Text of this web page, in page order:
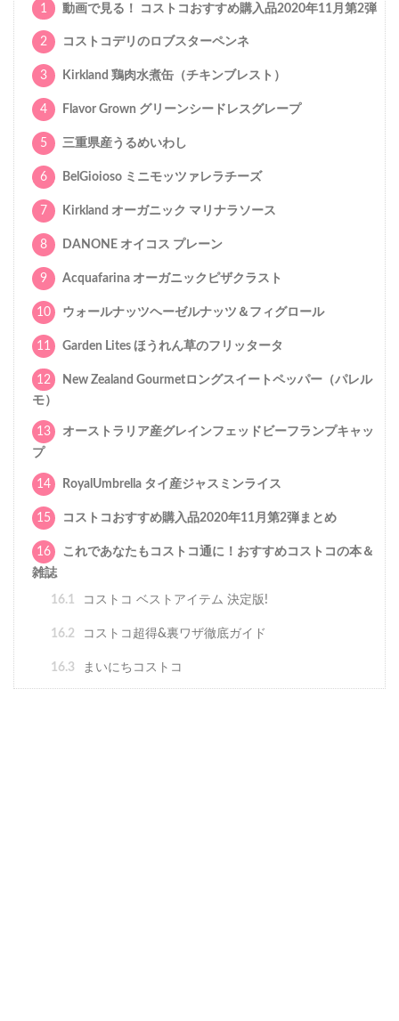
1 動画で見る！ コストコおすすめ購入品2020年11月第2弾
2 コストコデリのロブスターペンネ
3 Kirkland 鶏肉水煮缶（チキンブレスト）
4 Flavor Grown グリーンシードレスグレープ
5 三重県産うるめいわし
6 BelGioioso ミニモッツァレラチーズ
7 Kirkland オーガニック マリナラソース
8 DANONE オイコス プレーン
9 Acquafarina オーガニックピザクラスト
10 ウォールナッツヘーゼルナッツ＆フィグロール
11 Garden Lites ほうれん草のフリッタータ
12
New Zealand Gourmetロングスイートペッパー（パレル
モ）
13
オーストラリア産グレインフェッドビーフランプキャッ
プ
14 RoyalUmbrella タイ産ジャスミンライス
15 コストコおすすめ購入品2020年11月第2弾まとめ
16
これであなたもコストコ通に！おすすめコストコの本＆
雑誌
16.1 コストコ ベストアイテム 決定版!
16.2 コストコ超得&裏ワザ徹底ガイド
16.3 まいにちコストコ